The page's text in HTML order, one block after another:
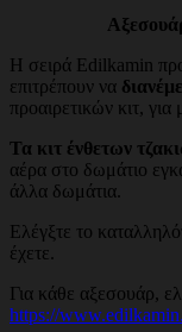
Η σειρά Edilkamin
επιτρέπουν να
προαιρετικών κιτ,
Τα κιτ ένθετων
αέρα στο δωμάτιο
άλλα δωμάτια.
Ελέγξτε το
έχετε.
Για κάθε αξεσουάρ,
https://